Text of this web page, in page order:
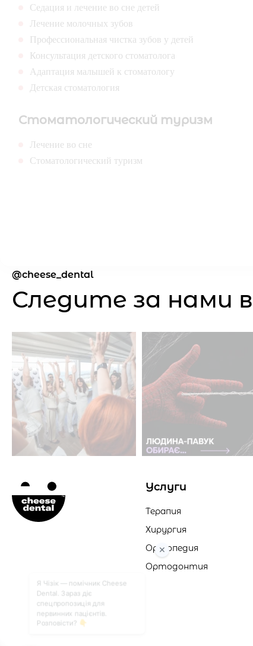
Седация и лечение во сне детей
Лечение молочных зубов
Профессиональная чистка зубов у детей
Консультация детского стоматолога
Адаптация малышей к стоматологу
Детская стоматология
Стоматологический туризм
Лечение во сне
Стоматологический туризм
cheese_dental
Следите за нами
Услуги
Терапия
Хирургия
Ортопедия
Ортодонтия